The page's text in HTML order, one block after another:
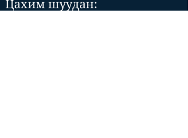
Цахим шуудан: